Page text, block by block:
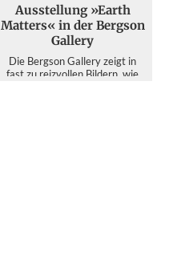
Ausstellung »Earth
Matters« in der Bergson
Gallery
Die Bergson Gallery zeigt in
fast zu reizvollen Bildern, wie